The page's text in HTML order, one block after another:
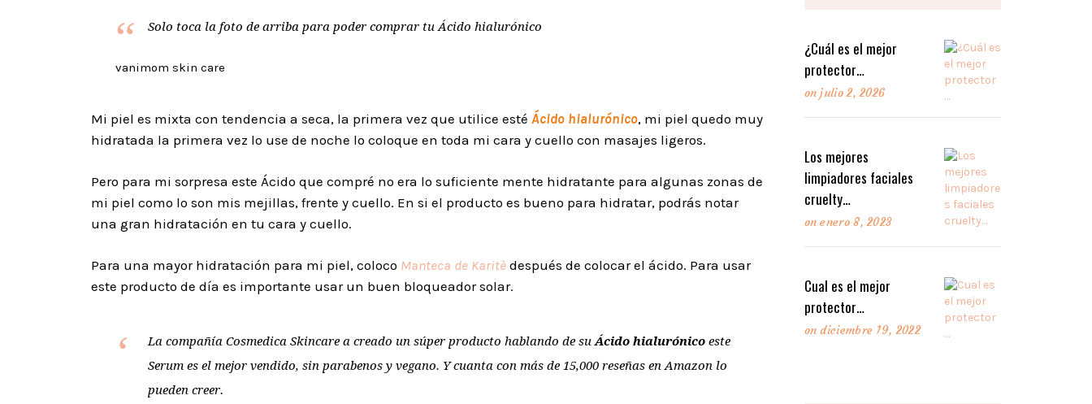
Solo toca la foto de arriba para poder comprar tu Ácido hialurónico
vanimom skin care
Mi piel es mixta con tendencia a seca, la primera vez que utilice esté Ácido hialurónico, mi piel quedo muy
hidratada la primera vez lo use de noche lo coloque en toda mi cara y cuello con masajes ligeros.
Pero para mi sorpresa este Ácido que compré no era lo suficiente mente hidratante para algunas zonas de
mi piel como lo son mis mejillas, frente y cuello. En si el producto es bueno para hidratar, podrás notar
una gran hidratación en tu cara y cuello.
Para una mayor hidratación para mi piel, coloco Manteca de Karitè después de colocar el ácido. Para usar
este producto de día es importante usar un buen bloqueador solar.
La compañía Cosmedica Skincare a creado un súper producto hablando de suÁcido hialurónico este
Serum es el mejor vendido, sin parabenos y vegano. Y cuanta con más de 15,000 reseñas en Amazon lo
pueden creer.
¿Cuál es el mejor
protector…
on julio 2, 2026
Los mejores
limpiadores faciales
cruelty…
on enero 8, 2023
Cual es el mejor
protector…
on diciembre 19, 2022